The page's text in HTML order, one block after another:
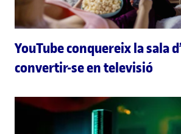
YouTube conquereix la sala
convertir-se en televisió